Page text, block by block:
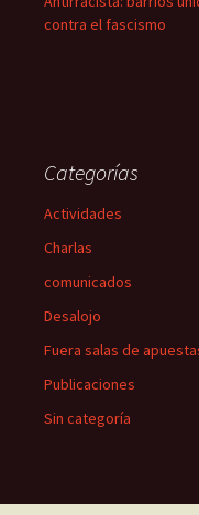
contra el fascismo
Categorías
Actividades
Charlas
comunicados
Desalojo
Fuera salas de
Publicaciones
Sin categoría